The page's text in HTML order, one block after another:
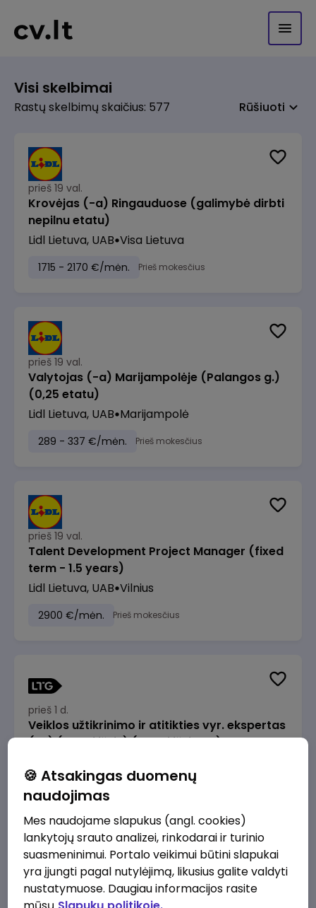
Visi skelbimai
Rastų skelbimų skaičius: 577 Rūšiuoti
prieš 19 val.
Krovėjas (-a) Ringauduose (galimybė dirbti
nepilnu etatu)
Lidl Lietuva, UAB Visa Lietuva
1715 - 2170 €/mėn. Prieš mokesčius
prieš 19 val.
Valytojas (-a) Marijampolėje (Palangos g.)
(0,25 etatu)
Lidl Lietuva, UAB Marijampolė
289 - 337 €/mėn. Prieš mokesčius
prieš 19 val.
Talent Development Project Manager (fixed
term - 1.5 years)
Lidl Lietuva, UAB Vilnius
2900 €/mėn. Prieš mokesčius
prieš 1 d.
Veiklos užtikrinimo ir atitikties vyr. ekspertas
(-ė) (Radviliškis) (Radviliškis, LT)
2610 - 3910 €/mėn.
prieš 1 d.
Veiklos užtikrinimo ir atitikties vyr. ekspertas
🍪 Atsakingas duomenų
naudojimas
Mes naudojame slapukus (angl. cookies)
lankytojų srauto analizei, rinkodarai ir turinio
suasmeninimui. Portalo veikimui būtini slapukai
yra įjungti pagal nutylėjimą, likusius galite valdyti
nustatymuose. Daugiau informacijos rasite